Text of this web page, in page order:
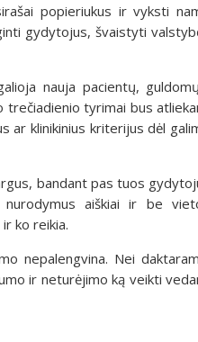
popieriukus ir vyksti
gydytojus, švaistyti
nauja pacientų,
trečiadienio tyrimai bus
ar klinikinius kriterijus dėl
bandant pas tuos
aiškiai ir be
ko reikia.
nepalengvina. Nei
ir neturėjimo ką veikti